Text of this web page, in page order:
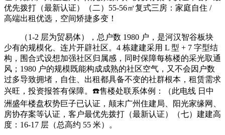
优先拨打（最新认证）（二）55-56㎡复式三房：家庭自住 /
高端出租优选，空间矫捷多变！
（1-2 层为贸易体），总户数 1980 户，是河汉智谷板块
少有的规模化、连片开辟社区。4 栋建建采用 L 型 + 7 字型结
构，围合式设想加强社区归属感，同时保障每栋楼的采光取通
风；1980 户的规模既能构成成熟的社区空气，又不会因户数
过多导致拥堵，自住、出租都具备不变的社群根本，租赁需求
兴旺，投资报答有保障。☎️售楼处联系体例：（此电线 日中
洲盛年楼盘权势巨子已认证，颠末广州住建局、阳光家缘网、
房协存案等认证，客户最优先拨打（最新认证）（七）建建高
度：16-17 层（总高约 55 米）。